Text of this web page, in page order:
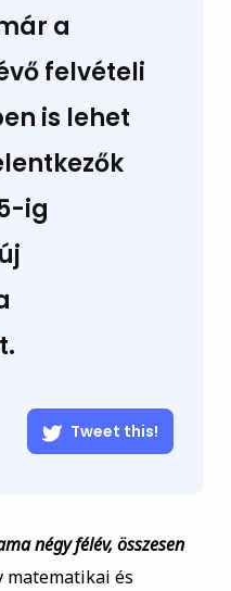
a
felvételi
is lehet
ig
Tweet this!
négy félév, összesen
matematikai és